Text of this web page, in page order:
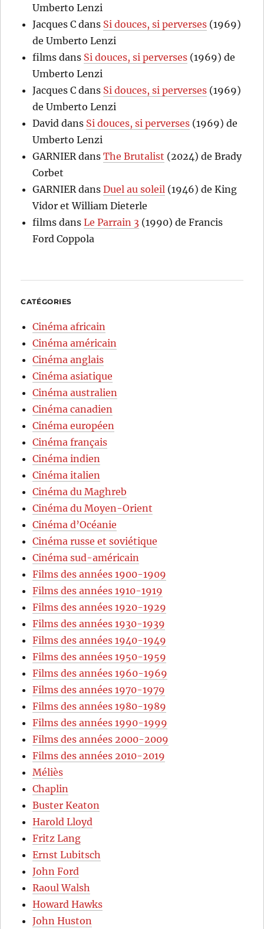
Umberto Lenzi
Jacques C dans Si douces, si perverses (1969)
de Umberto Lenzi
films dans Si douces, si perverses (1969) de
Umberto Lenzi
Jacques C dans Si douces, si perverses (1969)
de Umberto Lenzi
David dans Si douces, si perverses (1969) de
Umberto Lenzi
GARNIER dansThe Brutalist (2024) de Brady
Corbet
GARNIER dansDuel au soleil (1946) de King
Vidor et William Dieterle
films dansLe Parrain 3 (1990) de Francis
Ford Coppola
CATÉGORIES
Cinéma africain
Cinéma américain
Cinéma anglais
Cinéma asiatique
Cinéma australien
Cinéma canadien
Cinéma européen
Cinéma français
Cinéma indien
Cinéma italien
Cinéma du Maghreb
Cinéma du Moyen-Orient
Cinéma d’Océanie
Cinéma russe et soviétique
Cinéma sud-américain
Films des années 1900-1909
Films des années 1910-1919
Films des années 1920-1929
Films des années 1930-1939
Films des années 1940-1949
Films des années 1950-1959
Films des années 1960-1969
Films des années 1970-1979
Films des années 1980-1989
Films des années 1990-1999
Films des années 2000-2009
Films des années 2010-2019
Méliès
Chaplin
Buster Keaton
Harold Lloyd
Fritz Lang
Ernst Lubitsch
John Ford
Raoul Walsh
Howard Hawks
John Huston